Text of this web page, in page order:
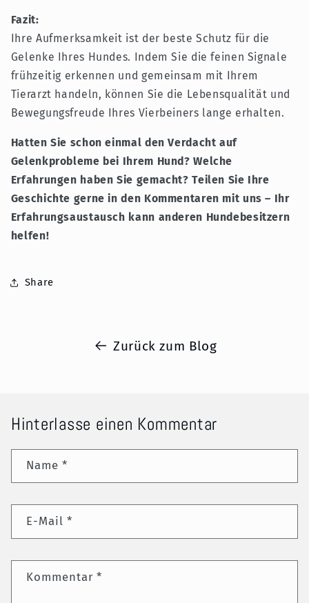
Fazit:
Ihre Aufmerksamkeit ist der beste Schutz für die
Gelenke Ihres Hundes. Indem Sie die feinen Signale
frühzeitig erkennen und gemeinsam mit Ihrem
Tierarzt handeln, können Sie die Lebensqualität und
Bewegungsfreude Ihres Vierbeiners lange erhalten.
Hatten Sie schon einmal den Verdacht auf
Gelenkprobleme bei Ihrem Hund? Welche
Erfahrungen haben Sie gemacht? Teilen Sie Ihre
Geschichte gerne in den Kommentaren mit uns – Ihr
Erfahrungsaustausch kann anderen Hundebesitzern
helfen!
Share
Zurück zum Blog
Hinterlasse einen Kommentar
Name *
E-Mail*
Kommentar*